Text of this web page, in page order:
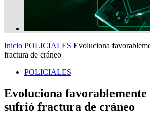
Inicio POLICIALES Evoluciona
fractura de cráneo
POLICIALES
Evoluciona favorablemente
sufrió fractura de cráneo